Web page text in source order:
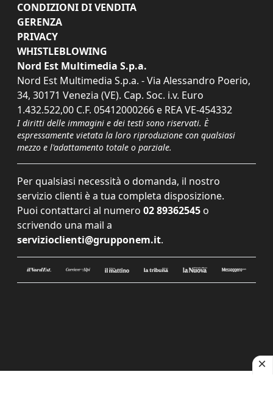
CONDIZIONI DI VENDITA
GERENZA
PRIVACY
WHISTLEBLOWING
Nord Est Multimedia S.p.a.
Nord Est Multimedia S.p.a. - Via Alessandro Poerio,
34, 30171 Venezia (VE). Cap. Soc. i.v. Euro
1.432.522,00 C.F. 05412000266 e REA VE-454332
I diritti delle immagini e dei testi sono riservati. È
espressamente vietata la loro riproduzione con qualsiasi
mezzo e l'adattamento totale o parziale.
Per qualsiasi necessità o domanda, il nostro
servizio clienti è a tua completa disposizione.
Puoi contattarci al numero 02 89362545 o
scrivendo una mail a
servizioclienti@grupponem.it.